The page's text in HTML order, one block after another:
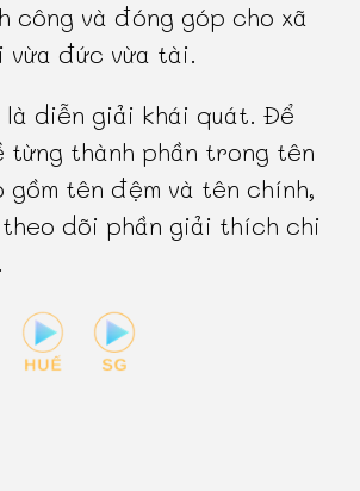
công và đóng góp cho xã
vừa đức vừa tài.
diễn giải khái quát. Để
từng thành phần trong tên
gồm tên đệm và tên chính,
theo dõi phần giải thích chi